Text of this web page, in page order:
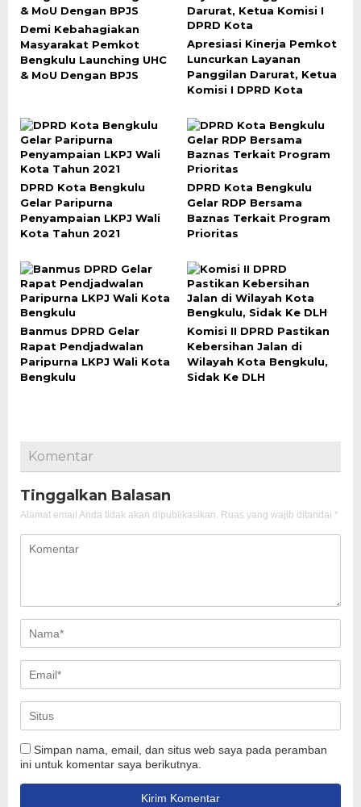
Demi Kebahagiakan
Masyarakat Pemkot
Bengkulu Launching UHC
& MoU Dengan BPJS
Apresiasi Kinerja Pemkot
Luncurkan Layanan
Panggilan Darurat, Ketua
Komisi I DPRD Kota
DPRD Kota Bengkulu
Gelar Paripurna
Penyampaian LKPJ Wali
Kota Tahun 2021
DPRD Kota Bengkulu
Gelar RDP Bersama
Baznas Terkait Program
Prioritas
Banmus DPRD Gelar
Rapat Pendjadwalan
Paripurna LKPJ Wali Kota
Bengkulu
Komisi II DPRD Pastikan
Kebersihan Jalan di
Wilayah Kota Bengkulu,
Sidak Ke DLH
Komentar
Tinggalkan Balasan
Alamat email Anda tidak akan dipublikasikan. Ruas yang wajib ditandai *
Simpan nama, email, dan situs web saya pada peramban
ini untuk komentar saya berikutnya.